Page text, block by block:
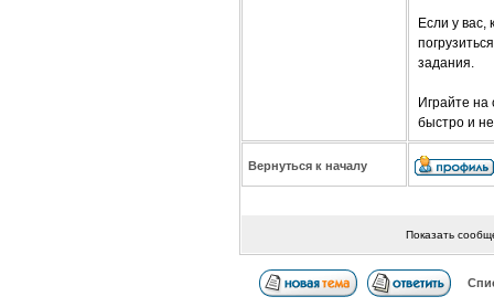
Если у вас,
задания.
Играйте на
быстро и
Вернуться к началу
Показать